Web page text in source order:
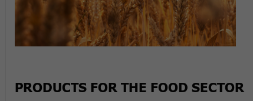
PRODUCTS FOR THE FOOD SECTOR